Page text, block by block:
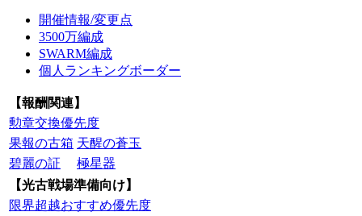
開催情報/変更点
3500万編成
SWARM編成
個人ランキングボーダー
【報酬関連】
勲章交換優先度
果報の古箱 天醒の蒼玉
碧麗の証
極星器
【光古戦場準備向け】
限界超越おすすめ優先度